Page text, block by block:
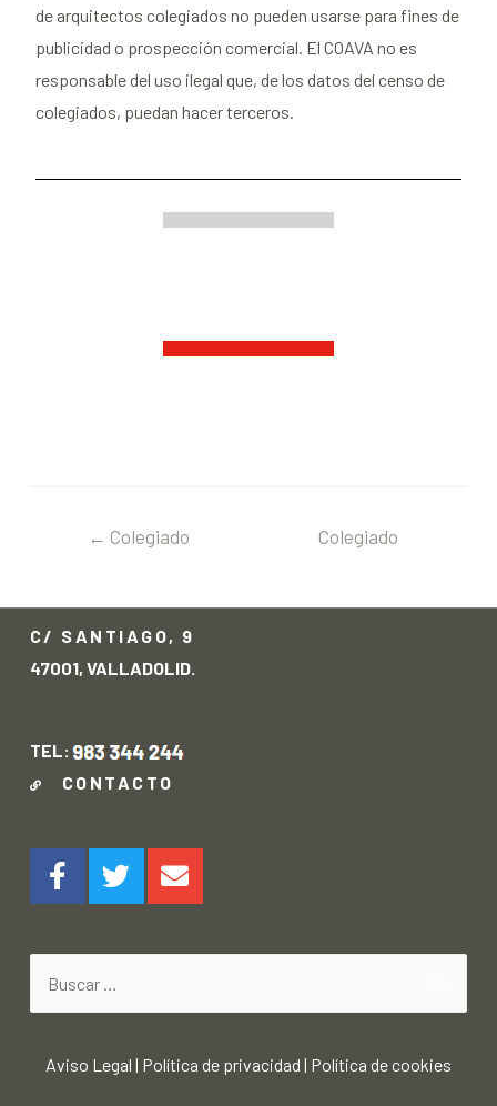
de arquitectos colegiados no pueden usarse para fines de
publicidad o prospección comercial. El COAVA no es
responsable del uso ilegal que, de los datos del censo de
colegiados, puedan hacer terceros.
← Colegiado
Colegiado
C/ SANTIAGO, 9
47001, VALLADOLID.
TEL:
CONTACTO
Aviso Legal | Política de privacidad | Política de cookies